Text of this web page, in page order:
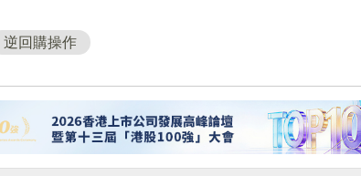
逆回購操作